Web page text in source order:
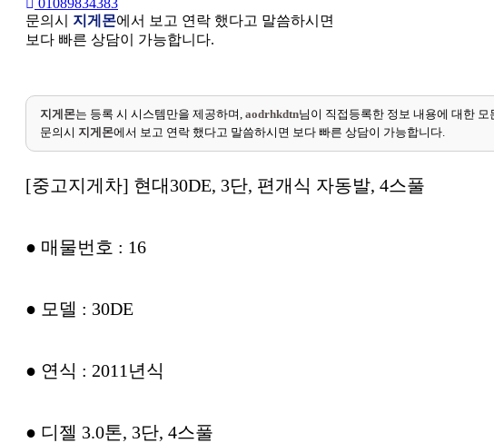
문의시 지게몬에서 보고 연락 했다고 말씀하시면
보다 빠른 상담이 가능합니다.
지게몬는 등록 시 시스템만을 제공하며, aodrhkdtn님이 직접등록한 정보 내용에 대한 모
문의시 지게몬에서 보고 연락 했다고 말씀하시면 보다 빠른 상담이 가능합니다.
[중고지게차] 현대30DE, 3단, 편개식 자동발, 4스풀
● 매물번호 : 16
● 모델 : 30DE
● 연식 : 2011년식
● 디젤 3.0톤, 3단, 4스풀